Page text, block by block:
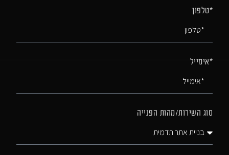
*טלפון
*אימייל
סוג השירות/מהות הפנייה